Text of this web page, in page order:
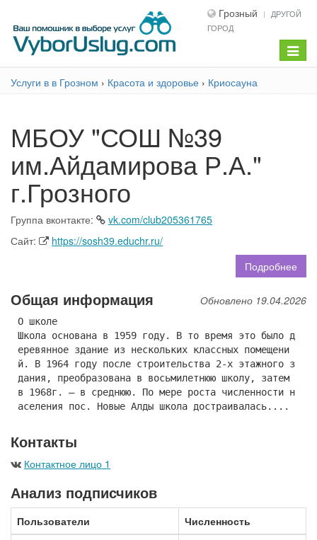
Грозный
ДРУГОЙ
ГОРОД
меню
Услуги в в Грозном › Красота и здоровье › Криосауна
МБОУ "СОШ №39
им.Айдамирова Р.А."
г.Грозного
Группа вконтакте:
vk.com/club205361765
Сайт:
https://sosh39.educhr.ru/
Подробнее
Общая информация Обновлено 19.04.2026
О школе
Школа основана в 1959 году. В то время это было д
еревянное здание из нескольких классных помещени
й. В 1964 году после строительства 2-х этажного з
дания, преобразована в восьмилетнюю школу, затем
в 1968г. – в среднюю. По мере роста численности н
аселения пос. Новые Алды школа достраивалась....
Контакты
Контактное лицо 1
Анализ подписчиков
Пользователи
Численность